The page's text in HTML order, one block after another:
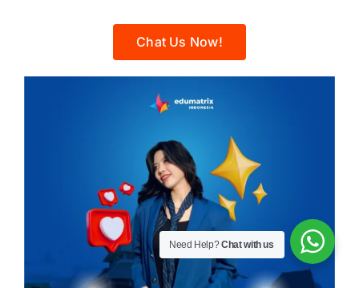
Chat Us Now!
Need Help?Chat with us